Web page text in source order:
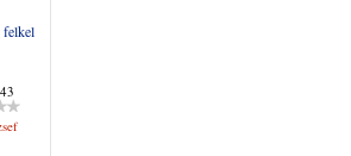
felkel